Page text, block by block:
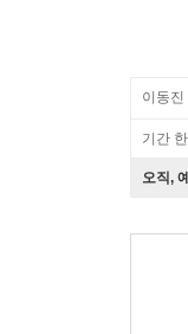
이동진
기간
오직,